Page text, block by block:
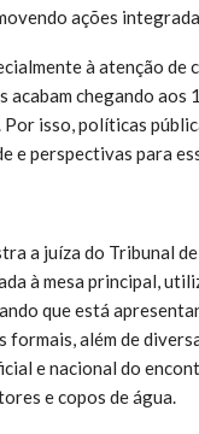
ações
à atenção
chegando aos
isso, políticas
perspectivas para
a juíza do Tribunal
à mesa principal,
que está
além de
e nacional do
e copos de água.